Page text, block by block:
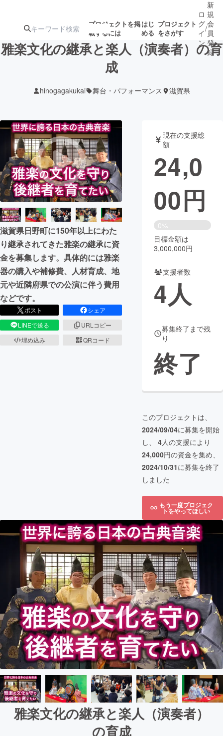
プロジェクトを掲
載するには
はじ
める
プロジェクト
をさがす
ターン
注目の新着プロ
ジェクト
ロジェクト
もうすぐ公開
されます
アート・写真 音楽
テクノロジー・ガジェット ゲーム・
映像・映画 書籍・雑誌
ビジネス・起業 チャレンジ
まちづくり・地域活性化
CAMPFIRE for Social Good
CAMPFIRE Creation
CAMPFIREふるさと納税machi-ya コミュニティ
ロ
グ
イ
ン
/
新
規
会
員
登
録
雅楽文化の継承と楽人（演奏者）の育
成
hinogagakukai 舞台・パフォーマンス 滋賀県
滋賀県日野町に150年以上にわた
り継承されてきた雅楽の継承に資
金を募集します。具体的には雅楽
器の購入や補修費、人材育成、地
元や近隣府県での公演に伴う費用
などです。
ポスト
シェア
LINEで送る
URLコピー
埋め込み
QRコード
現在の支援総
額
24,0
00円
0%
目標金額は
3,000,000円
支援者数
4人
募集終了まで残
り
終了
このプロジェクトは、
2024/09/04に募集を開始
し、 4人の支援により
24,000円の資金を集め、
2024/10/31に募集を終了
しました
もう一度プロジェク
トをやってほしい
雅楽文化の継承と楽人（演奏者）
の育成